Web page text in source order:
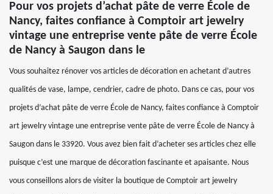
Pour vos projets d’achat pâte de verre École de
Nancy, faites confiance à Comptoir art jewelry
vintage une entreprise vente pâte de verre École
de Nancy à Saugon dans le
Vous souhaitez rénover vos articles de décoration en achetant d’autres
qualités de vase, lampe, cendrier, cadre de photo. Dans ce cas, pour vos
projets d’achat pâte de verre École de Nancy, faites confiance à Comptoir
art jewelry vintage une entreprise vente pâte de verre École de Nancy à
Saugon dans le 33920. Vous avez bien fait d’acheter ses articles chez elle
puisque c’est une marque de décoration fascinante et apaisante. Nous
vous conseillons alors de visiter la boutique de Comptoir art jewelry